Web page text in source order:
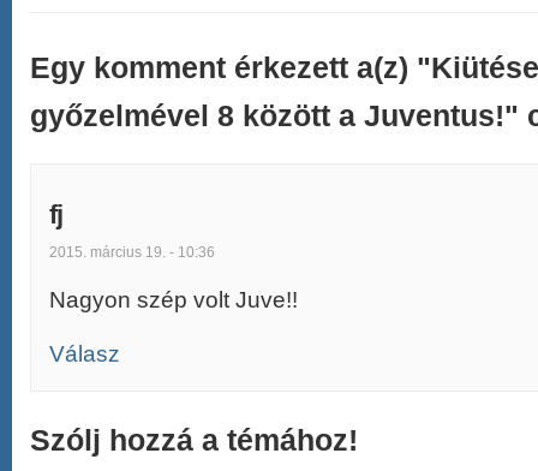
Egy komment érkezett a(z)
győzelmével 8 között a Juventus!"
fj
2015. március 19. - 10:36
Nagyon szép volt Juve!!
Válasz
Szólj hozzá a témához!